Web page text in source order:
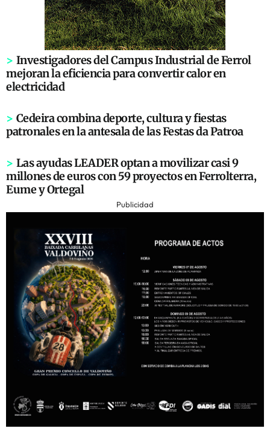
> Investigadores del Campus Industrial de Ferrol
mejoran la eficiencia para convertir calor en
electricidad
> Cedeira combina deporte, cultura y fiestas
patronales en la antesala de las Festas da Patroa
> Las ayudas LEADER optan a movilizar casi 9
millones de euros con 59 proyectos en Ferrolterra,
Eume y Ortegal
Publicidad